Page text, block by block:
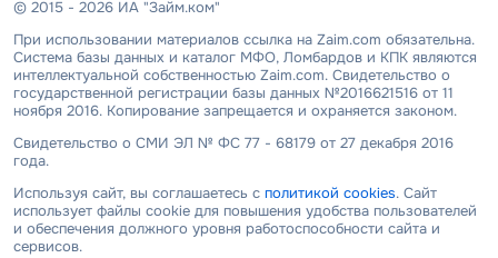
© 2015 - 2026 ИА "Займ.ком"
При использовании материалов ссылка на Zaim.com обязательна.
Система базы данных и каталог МФО, Ломбардов и КПК являются
интеллектуальной собственностью Zaim.com. Свидетельство о
государственной регистрации базы данных №2016621516 от 11
ноября 2016. Копирование запрещается и охраняется законом.
Свидетельство о СМИ ЭЛ № ФС 77 - 68179 от 27 декабря 2016
года.
Используя сайт, вы соглашаетесь с политикой cookies. Сайт
использует файлы cookie для повышения удобства пользователей
и обеспечения должного уровня работоспособности сайта и
сервисов.